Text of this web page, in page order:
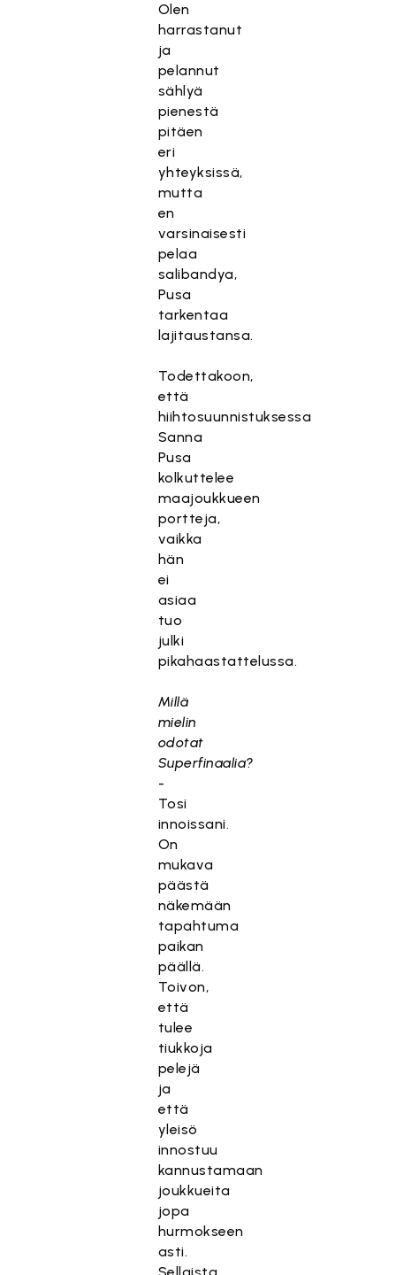
Olen
harrastanut
ja
pelannut
sählyä
pienestä
pitäen
eri
yhteyksissä,
mutta
en
varsinaisesti
pelaa
salibandya,
Pusa
tarkentaa
lajitaustansa.
Todettakoon,
että
hiihtosuunnistuksessa
Sanna
Pusa
kolkuttelee
maajoukkueen
portteja,
vaikka
hän
ei
asiaa
tuo
julki
pikahaastattelussa.
Millä
mielin
odotat
Superfinaalia?
-
Tosi
innoissani.
On
mukava
päästä
näkemään
tapahtuma
paikan
päällä.
Toivon,
että
tulee
tiukkoja
pelejä
ja
että
yleisö
innostuu
kannustamaan
joukkueita
jopa
hurmokseen
asti.